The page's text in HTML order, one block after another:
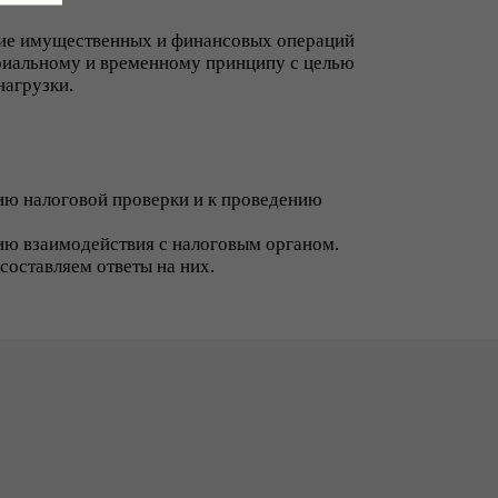
имущественных и финансовых операций
и временному принципу с целью
налоговой проверки и к проведению
взаимодействия с налоговым органом.
ответы на них.